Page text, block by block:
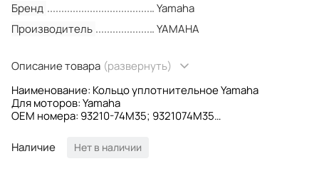
Бренд
Yamaha
Производитель
YAMAHA
Описание товара (развернуть)
Наименование: Кольцо уплотнительное Yamaha
Для моторов: Yamaha
OEM номера: 93210-74M35; 9321074M35
Наличие
Нет в наличии